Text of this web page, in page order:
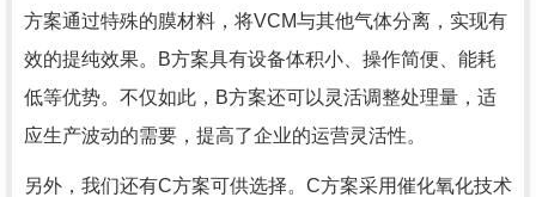
方案通过特殊的膜材料，将VCM与其他气体分离，实现有
效的提纯效果。B方案具有设备体积小、操作简便、能耗
低等优势。不仅如此，B方案还可以灵活调整处理量，适
应生产波动的需要，提高了企业的运营灵活性。
另外，我们还有C方案可供选择。C方案采用催化氧化技术